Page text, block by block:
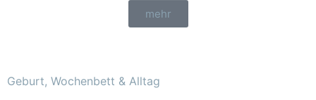
mehr
Geburt, Wochenbett & Alltag